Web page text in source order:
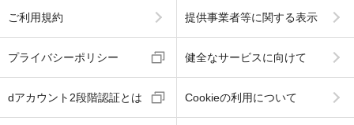
ご利用規約 提供事業者等に関する表示
プライバシーポリシー 健全なサービスに向けて
dアカウント2段階認証とは Cookieの利用について